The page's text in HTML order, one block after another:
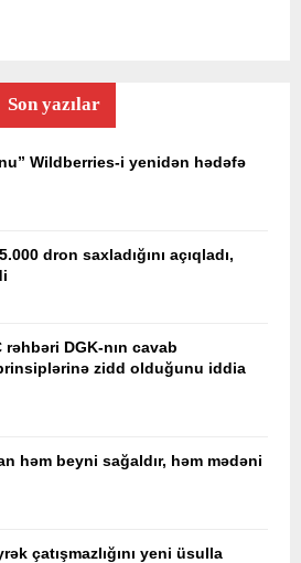
Son yazılar
Wildberries-i yenidən hədəfə
dron saxladığını açıqladı,
rəhbəri DGK-nın cavab
zidd olduğunu iddia
həm beyni sağaldır, həm mədəni
çatışmazlığını yeni üsulla